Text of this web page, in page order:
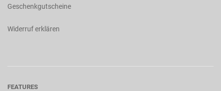
Geschenkgutscheine
Widerruf erklären
FEATURES